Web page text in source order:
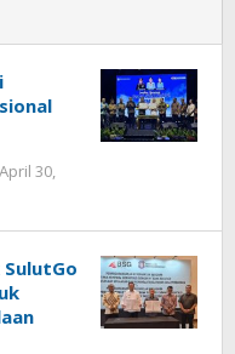
April 30,